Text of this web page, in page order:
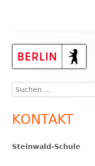
Haupt-
Suchen
nach:
KONTAKT
Steinwald-Schule